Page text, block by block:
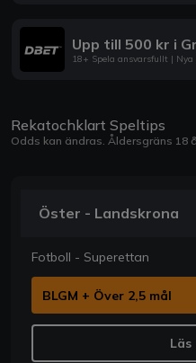
Upp till 500 kr i
18+ Spela ansvarsfullt |
Rekatochklart Speltips
Odds kan ändras. Åldersgräns 18
Öster - Landskrona
Fotboll - Superettan
BLGM + Över 2,5 mål